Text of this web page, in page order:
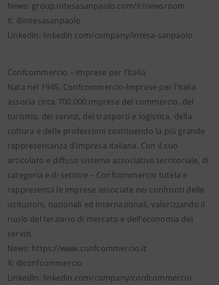
News: group.intesasanpaolo.com/it/newsroom
X: @intesasanpaolo
LinkedIn: linkedin.com/company/intesa-sanpaolo
Confcommercio – Imprese per l’Italia
Nata nel 1945, Confcommercio-Imprese per l’Italia
associa circa 700.000 imprese del commercio, del
turismo, dei servizi, dei trasporti e logistica, della
cultura e delle professioni costituendo la più grande
rappresentanza d’impresa italiana. Con il suo
articolato e diffuso sistema associativo territoriale, di
categoria e di settore – Confcommercio tutela e
rappresenta le imprese associate nei confronti delle
istituzioni, nazionali ed internazionali, valorizzando il
ruolo del terziario di mercato e dell’economia dei
servizi.
News: https://www.confcommercio.it
X: @confcommercio
LinkedIn: linkedin.com/company/confcommercio